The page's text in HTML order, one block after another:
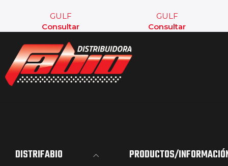
GULF
Consultar
GULF
Consultar
DISTRIFABIO PRODUCTOS/